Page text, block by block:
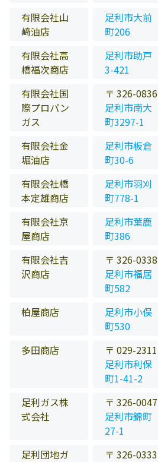
有限会社山
﨑油店
足利市大前
町206
有限会社高
橋福次商店
足利市助戸
3-421
有限会社国
際プロパン
ガス
〒 326-0836
足利市南大
町3297-1
有限会社金
堀油店
足利市板倉
町30-6
有限会社橋
本定雄商店
足利市羽刈
町778-1
有限会社京
屋商店
足利市葉鹿
町386
有限会社吉
沢商店
〒 326-0338
足利市福居
町582
柏屋商店
足利市小俣
町530
多田商店
〒 029-2311
足利市利保
町1-41-2
足利ガス株
式会社
〒 326-0047
足利市錦町
27-1
足利団地ガ
〒 326-0333